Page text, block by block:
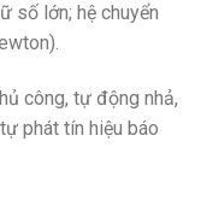
số lớn; hệ chuyển
công, tự động nhả,
phát tín hiệu báo